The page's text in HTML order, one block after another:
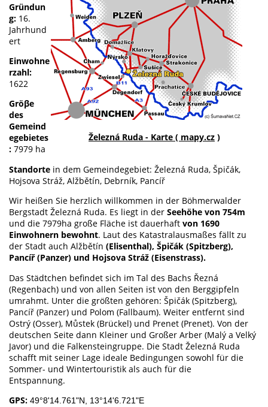
Železná Ruda - Karte ( mapy.cz )
Gründun
g: 16.
Jahrhund
ert
Einwohne
rzahl:
1622
Gröβe
des
Gemeind
egebietes
: 7979 ha
Standorte in dem Gemeindegebiet: Železná Ruda, Špičák,
Hojsova Stráž, Alžbětín, Debrník, Pancíř
Wir heißen Sie herzlich willkommen in der Böhmerwalder
Bergstadt Železná Ruda. Es liegt in der Seehöhe von 754m
und die 7979ha große Fläche ist dauerhaft von 1690
Einwohnern bewohnt. Laut des Katastralausmaßes fällt zu
der Stadt auch Alžbětín (Elisenthal), Špičák (Spitzberg),
Pancíř (Panzer) und Hojsova Stráž (Eisenstrass).
Das Städtchen befindet sich im Tal des Bachs Řezná
(Regenbach) und von allen Seiten ist von den Berggipfeln
umrahmt. Unter die größten gehören: Špičák (Spitzberg),
Pancíř (Panzer) und Polom (Fallbaum). Weiter entfernt sind
Ostrý (Osser), Můstek (Brückel) und Prenet (Prenet). Von der
deutschen Seite dann Kleiner und Großer Arber (Malý a Velký
Javor) und die Falkensteingruppe. Die Stadt Železná Ruda
schafft mit seiner Lage ideale Bedingungen sowohl für die
Sommer- und Wintertouristik als auch für die
Entspannung.
GPS: 49°8'14.761"N, 13°14'6.721"E